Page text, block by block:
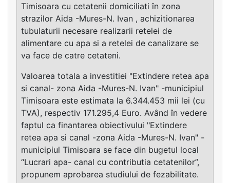
Timisoara cu cetatenii domiciliati în zona
strazilor Aida -Mures-N. Ivan , achizitionarea
tubulaturii necesare realizarii retelei de
alimentare cu apa si a retelei de canalizare se
va face de catre cetateni.
Valoarea totala a investitiei "Extindere retea apa
si canal- zona Aida -Mures-N. Ivan" -municipiul
Timisoara este estimata la 6.344.453 mii lei (cu
TVA), respectiv 171.295,4 Euro. Având în vedere
faptul ca finantarea obiectivului "Extindere
retea apa si canal -zona Aida -Mures-N. Ivan" -
municipiul Timisoara se face din bugetul local
“Lucrari apa- canal cu contributia cetatenilor”,
propunem aprobarea studiului de fezabilitate.